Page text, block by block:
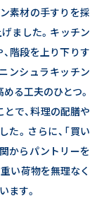
素材の手すりを採
ました。 キッチン
階段を上り下りす
ンシュラキッチン
る工夫のひとつ。
で、料理の配膳や
た。 さらに、「買い
からパントリーを
重い荷物を無理なく
ます。